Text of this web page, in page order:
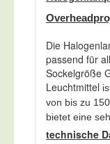
Die
passend für
Sockelgröße
Leuchtmittel
von bis zu
bietet eine
technische